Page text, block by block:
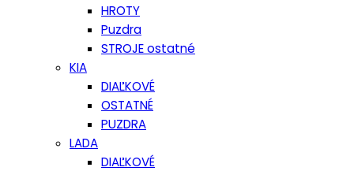
HROTY
Puzdra
STROJE ostatné
KIA
DIAĽKOVÉ
OSTATNÉ
PUZDRA
LADA
DIAĽKOVÉ